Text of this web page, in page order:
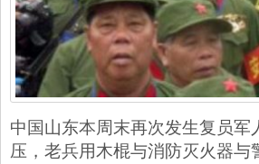
中国山东本周末再次发生复员
压，老兵用木棍与消防灭火器